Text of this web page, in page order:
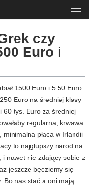
czy
Euro i
1500 Euro i 5.50 Euro
Euro na średniej klasy
60 tys. Euro za średniej
regularna, krwawa
minimalna płaca w Irlandii
to najgłupszy naród na
i nawet nie zdający sobie z
jeszcze będziemy się
Bo nas stać a oni mają